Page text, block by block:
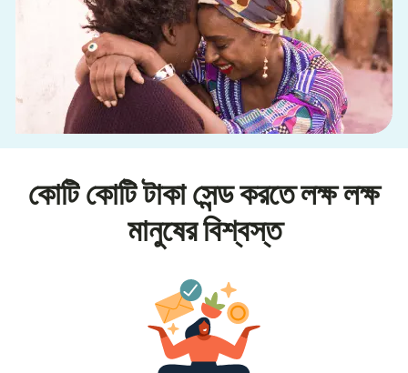
কোটি কোটি টাকা সেন্ড করতে লক্ষ লক্ষ
মানুষের বিশ্বস্ত